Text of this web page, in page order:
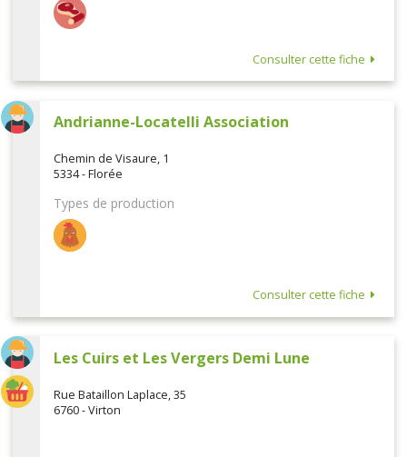
Consulter cette fiche
Andrianne-Locatelli Association
Chemin de Visaure, 1
5334 - Florée
Types de production
Consulter cette fiche
Les Cuirs et Les Vergers Demi Lune
Rue Bataillon Laplace, 35
6760 - Virton